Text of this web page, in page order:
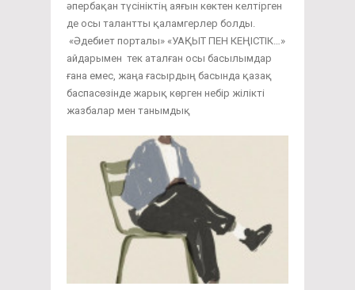
әпербақан түсініктің аяғын көктен келтірген
де осы талантты қаламгерлер болды.
«Әдебиет порталы» «УАҚЫТ ПЕН КЕҢІСТІК…»
айдарымен тек аталған осы басылымдар
ғана емес, жаңа ғасырдың басында қазақ
баспасөзінде жарық көрген небір жілікті
жазбалар мен танымдық